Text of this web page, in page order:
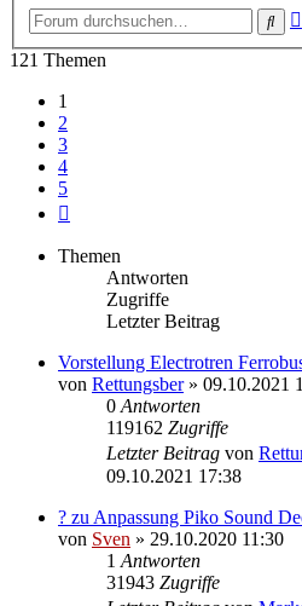
121 Themen
1
2
3
4
5
Themen
Antworten
Zugriffe
Letzter Beitrag
Vorstellung Electrotren
von Rettungsber» 09.10.2021
0 Antworten
119162 Zugriffe
Letzter Beitrag von
09.10.2021 17:38
? zu Anpassung Piko Sound
von Sven » 29.10.2020 11:30
1 Antworten
31943 Zugriffe